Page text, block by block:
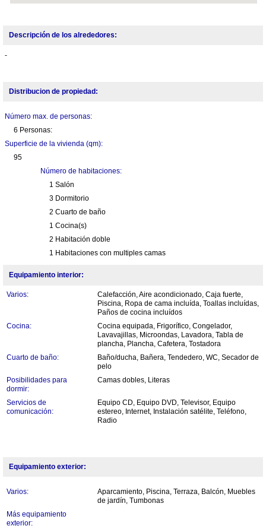
Descripción de los alrededores:
-
Distribucion de propiedad:
Número max. de personas:
6 Personas:
Superficie de la vivienda (qm):
95
Número de habitaciones:
1 Salón
3 Dormitorio
2 Cuarto de baño
1 Cocina(s)
2 Habitación doble
1 Habitaciones con multiples camas
Equipamiento interior:
Varios:
Calefacción, Aire acondicionado, Caja fuerte,
Piscina, Ropa de cama incluída, Toallas incluídas,
Paños de cocina incluídos
Cocina:
Cocina equipada, Frigorífico, Congelador,
Lavavajillas, Microondas, Lavadora, Tabla de
plancha, Plancha, Cafetera, Tostadora
Cuarto de baño:
Baño/ducha, Bañera, Tendedero, WC, Secador de
pelo
Posibilidades para
dormir:
Camas dobles, Literas
Servicios de
comunicación:
Equipo CD, Equipo DVD, Televisor, Equipo
estereo, Internet, Instalación satélite, Teléfono,
Radio
Equipamiento exterior:
Varios:
Aparcamiento, Piscina, Terraza, Balcón, Muebles
de jardín, Tumbonas
Más equipamiento
exterior: